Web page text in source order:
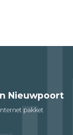
Nieuwpoort
pakket